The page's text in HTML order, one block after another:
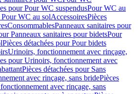
pour Pour WC suspendusPour WC au
Pour WC au solAccessoiresPièces
ConsommablesPanneaux sanitaires pour
Panneaux sanitaires pour bidetsPour
Pièces détachées pour Pour bidets
Urinoirs, fonctionnement avec rinçage,
pour Urinoirs, fonctionnement avec
Pièces détachées pour Sans
avec rinçage, sans bridePièces
avec rinçage, sans